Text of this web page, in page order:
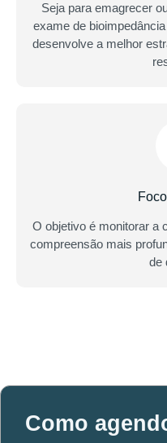
Seja para emagrecer
exame de
desenvolve a melhor
O objetivo é monitorar a
compreensão mais
de
Como